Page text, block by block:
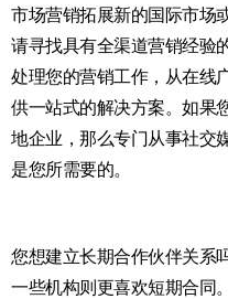
市场营销拓展新的国际市场
请寻找具有全渠道营销经验
处理您的营销工作，从在线
供一站式的解决方案。如果
地企业，那么专门从事社交
是您所需要的。
您想建立长期合作伙伴关系
一些机构则更喜欢短期合同